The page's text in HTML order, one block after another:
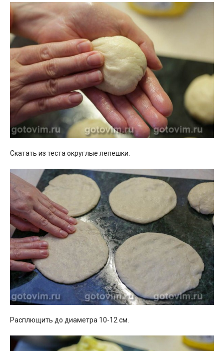
Скатать из теста округлые лепешки.
Расплющить до диаметра 10-12 см.